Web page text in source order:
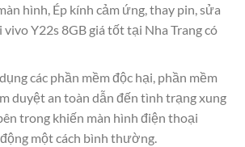
hình, Ép kính cảm ứng, thay pin, sửa
Y22s 8GB giá tốt tại Nha Trang có
các phần mềm độc hại, phần mềm
duyệt an toàn dẫn đến tình trạng xung
trong khiến màn hình điện thoại
một cách bình thường.